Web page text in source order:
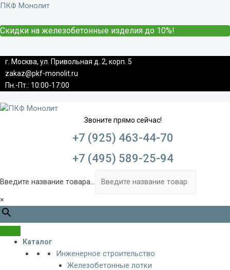
ПКФ Монолит
Скидки на железобетонные изделия до 10%!
г. Москва, ул. Привольная д. 2, корп. 5
zakaz@pkf-monolit.ru
Пн.-Пт.: 10:00-17:00
Звоните прямо сейчас!
+7 (925) 463-44-70
+7 (495) 589-25-94
Введите название товара...
×
Каталог
Инженерное строительство
Железобетонные лотки